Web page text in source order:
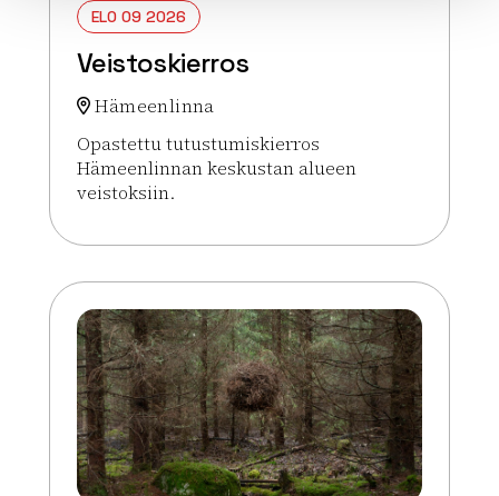
ELO 09 2026
Veistoskierros
Hämeenlinna
Opastettu tutustumiskierros
Hämeenlinnan keskustan alueen
veistoksiin.